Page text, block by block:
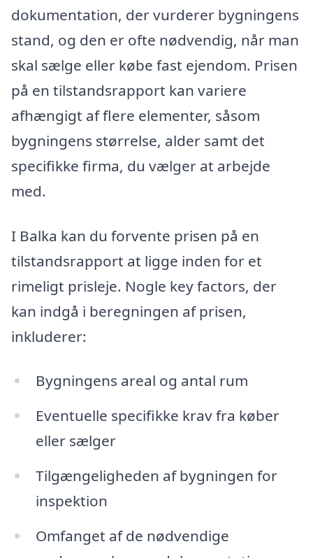
dokumentation, der vurderer bygningens
stand, og den er ofte nødvendig, når man
skal sælge eller købe fast ejendom. Prisen
på en tilstandsrapport kan variere
afhængigt af flere elementer, såsom
bygningens størrelse, alder samt det
specifikke firma, du vælger at arbejde
med.
I Balka kan du forvente prisen på en
tilstandsrapport at ligge inden for et
rimeligt prisleje. Nogle key factors, der
kan indgå i beregningen af prisen,
inkluderer:
Bygningens areal og antal rum
Eventuelle specifikke krav fra køber
eller sælger
Tilgængeligheden af bygningen for
inspektion
Omfanget af de nødvendige